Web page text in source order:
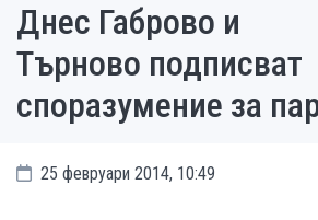
Днес Габрово и
Търново подписват
споразумение за
25 февруари 2014, 10:49